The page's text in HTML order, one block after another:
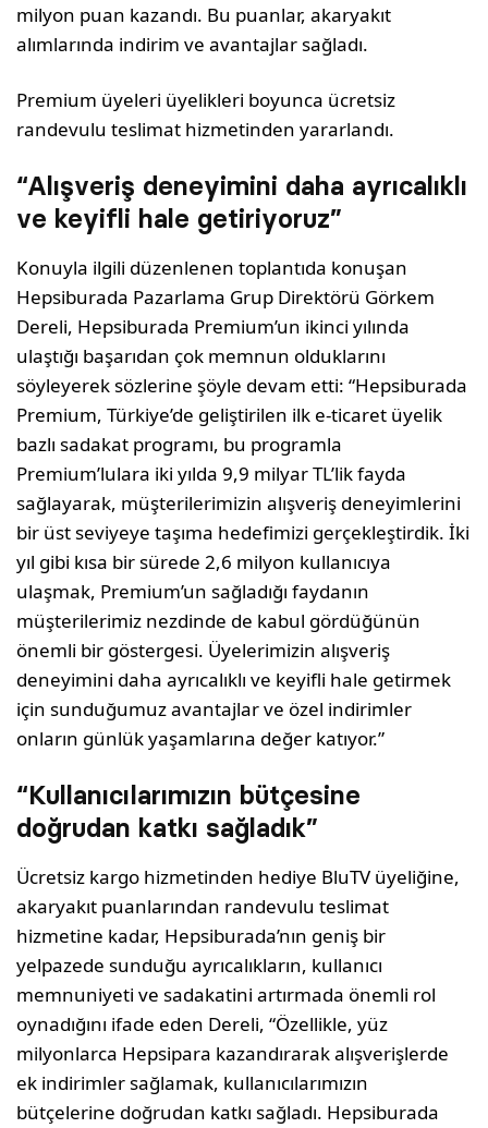
milyon puan kazandı. Bu puanlar, akaryakıt
alımlarında indirim ve avantajlar sağladı.
Premium üyeleri üyelikleri boyunca ücretsiz
randevulu teslimat hizmetinden yararlandı.
“Alışveriş deneyimini daha ayrıcalıklı
ve keyifli hale getiriyoruz”
Konuyla ilgili düzenlenen toplantıda konuşan
Hepsiburada Pazarlama Grup Direktörü Görkem
Dereli, Hepsiburada Premium’un ikinci yılında
ulaştığı başarıdan çok memnun olduklarını
söyleyerek sözlerine şöyle devam etti: “Hepsiburada
Premium, Türkiye’de geliştirilen ilk e-ticaret üyelik
bazlı sadakat programı, bu programla
Premium’lulara iki yılda 9,9 milyar TL’lik fayda
sağlayarak, müşterilerimizin alışveriş deneyimlerini
bir üst seviyeye taşıma hedefimizi gerçekleştirdik. İki
yıl gibi kısa bir sürede 2,6 milyon kullanıcıya
ulaşmak, Premium’un sağladığı faydanın
müşterilerimiz nezdinde de kabul gördüğünün
önemli bir göstergesi. Üyelerimizin alışveriş
deneyimini daha ayrıcalıklı ve keyifli hale getirmek
için sunduğumuz avantajlar ve özel indirimler
onların günlük yaşamlarına değer katıyor.”
“Kullanıcılarımızın bütçesine
doğrudan katkı sağladık”
Ücretsiz kargo hizmetinden hediye BluTV üyeliğine,
akaryakıt puanlarından randevulu teslimat
hizmetine kadar, Hepsiburada’nın geniş bir
yelpazede sunduğu ayrıcalıkların, kullanıcı
memnuniyeti ve sadakatini artırmada önemli rol
oynadığını ifade eden Dereli, “Özellikle, yüz
milyonlarca Hepsipara kazandırarak alışverişlerde
ek indirimler sağlamak, kullanıcılarımızın
bütçelerine doğrudan katkı sağladı. Hepsiburada